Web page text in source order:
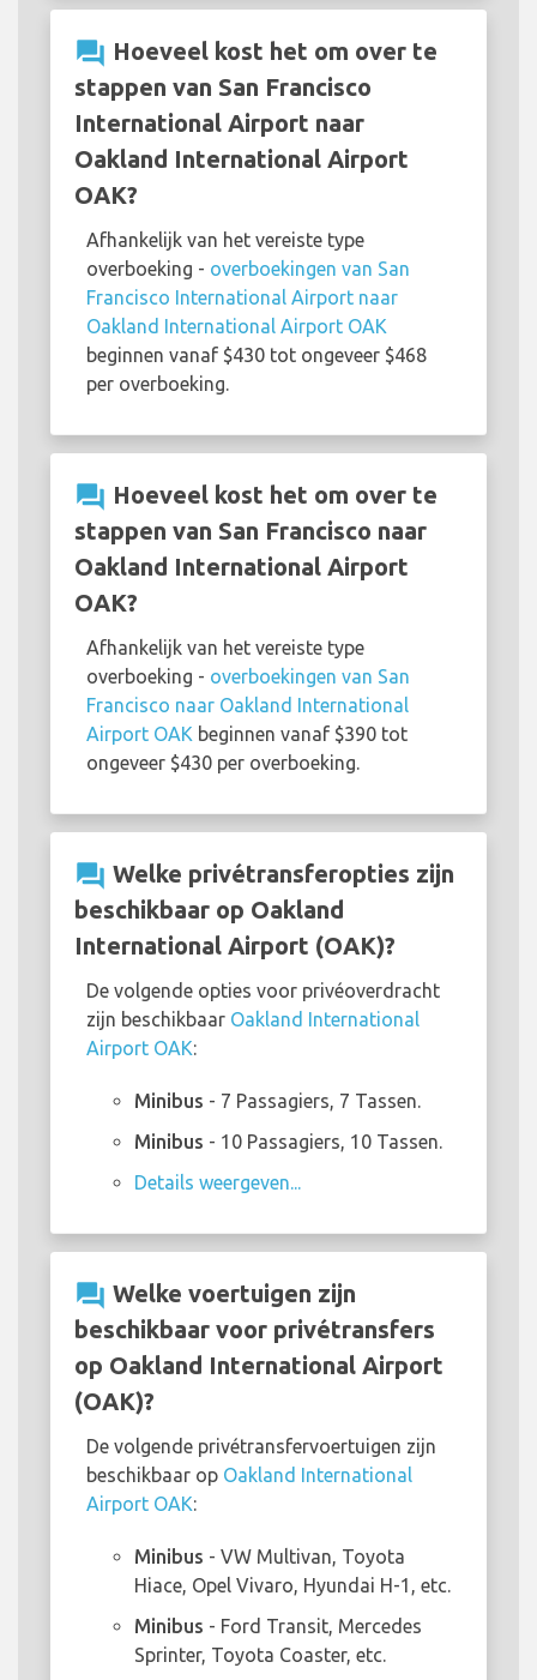
question_answer Hoeveel kost het om over te
stappen van San Francisco
International Airport naar
Oakland International Airport
OAK?
Afhankelijk van het vereiste type
overboeking - overboekingen van San
Francisco International Airport naar
Oakland International Airport OAK
beginnen vanaf $430 tot ongeveer $468
per overboeking.
question_answer Hoeveel kost het om over te
stappen van San Francisco naar
Oakland International Airport
OAK?
Afhankelijk van het vereiste type
overboeking - overboekingen van San
Francisco naar Oakland International
Airport OAK beginnen vanaf $390 tot
ongeveer $430 per overboeking.
question_answer Welke privétransferopties zijn
beschikbaar op Oakland
International Airport (OAK)?
De volgende opties voor privéoverdracht
zijn beschikbaar Oakland International
Airport OAK:
Minibus - 7 Passagiers, 7 Tassen.
Minibus - 10 Passagiers, 10 Tassen.
Details weergeven...
question_answer Welke voertuigen zijn
beschikbaar voor privétransfers
op Oakland International Airport
(OAK)?
De volgende privétransfervoertuigen zijn
beschikbaar op Oakland International
Airport OAK:
Minibus - VW Multivan, Toyota
Hiace, Opel Vivaro, Hyundai H-1, etc.
Minibus - Ford Transit, Mercedes
Sprinter, Toyota Coaster, etc.